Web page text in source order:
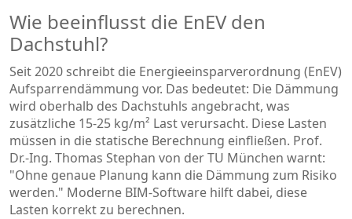
Wie beeinflusst die EnEV den
Dachstuhl?
Seit 2020 schreibt die Energieeinsparverordnung (EnEV)
Aufsparrendämmung vor. Das bedeutet: Die Dämmung
wird oberhalb des Dachstuhls angebracht, was
zusätzliche 15-25 kg/m² Last verursacht. Diese Lasten
müssen in die statische Berechnung einfließen. Prof.
Dr.-Ing. Thomas Stephan von der TU München warnt:
"Ohne genaue Planung kann die Dämmung zum Risiko
werden." Moderne BIM-Software hilft dabei, diese
Lasten korrekt zu berechnen.